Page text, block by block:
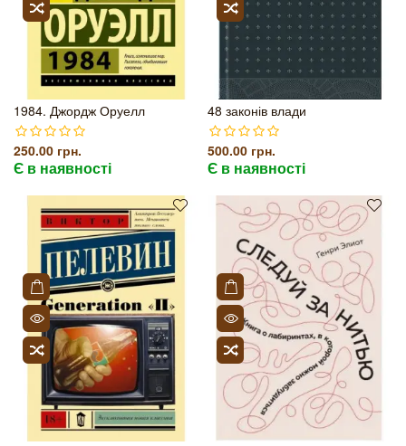
1984. Джордж Оруелл
250.00 грн.
Є в наявності
48 законів влади
500.00 грн.
Є в наявності